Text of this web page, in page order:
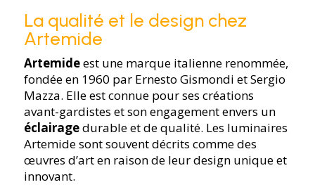
La qualité et le design chez
Artemide
Artemideest une marque italienne renommée,
fondée en 1960 par Ernesto Gismondi et Sergio
Mazza. Elle est connue pour ses créations
avant-gardistes et son engagement envers un
éclairagedurable et de qualité. Les luminaires
Artemide sont souvent décrits comme des
œuvres d’art en raison de leur design unique et
innovant.